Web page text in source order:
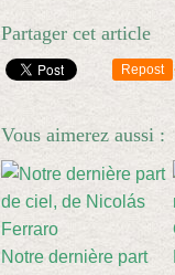
Partager cet article
Repost
Vous aimerez aussi :
Notre dernière part